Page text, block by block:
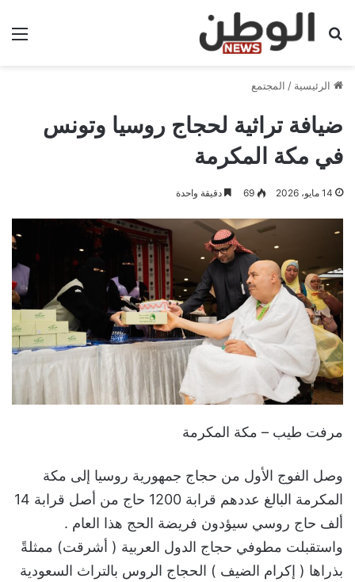
بحث عن
الرئيسية / المجتمع
ضيافة تراثية لحجاج روسيا وتونس
في مكة المكرمة
14 مايو، 2026 69 دقيقة واحدة
مرفت طيب – مكة المكرمة
وصل الفوج الأول من حجاج جمهورية روسيا إلى مكة
المكرمة البالغ عددهم قرابة 1200 حاج من أصل قرابة 14
ألف حاج روسي سيؤدون فريضة الحج هذا العام .
واستقبلت مطوفي حجاج الدول العربية ( أشرقت) ممثلةً
بذراها ( إكرام الضيف ) الحجاج الروس بالتراث السعودية